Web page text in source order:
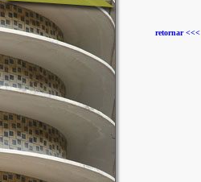
retornar <<<